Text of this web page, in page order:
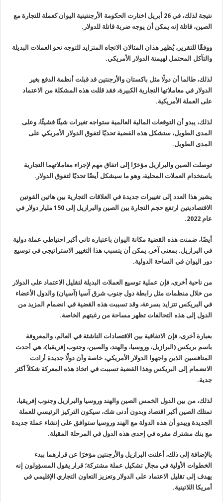
نتيجة لذلك، في 26 أبريل اختارت الحكومة الأرجنتينية اليوان كعملة للتجارة مع
الصين، قائلة إنه يمكن أن يوجه ضربة قاتلة للدولار.
ووفقًا للتقرير، يُظهر هذان المثالان الاتجاه المتزايد للتوجه نحو العملات البديلة
والتآكل المحتمل لهيمنة الدولار الأمريكي.
لذلك، طالما أن دولًا مثل باكستان والأرجنتين قد قبلت أنظمة الدفع بغير
الدولار في معاملاتها التجارية الكبيرة، فقد قللت هذه المشكلة من الاعتماد
على العملة الأمريكية.
لذلك، يبدو أن التوقعات المالية العالمية ستواجه تغيرات شيئًا فشيئًا، وعلى
المدى الطويل، ستشكل هذه القضية تحديًا لتفوق الدولار الأمريكي على
المدى الطويل.
توصلت الصين والبرازيل مؤخرًا إلى اتفاق مهم لإجراء معاملاتهما التجارية
باستخدام العملات المحلية، وهو ما سيشكل أيضًا تحديًا لتفوق الدولار.
يشير هذا العدد إلى تغييرات جديدة في العلاقات التجارية بين هاتين القوتين
الاقتصاديتين ارتفع حجم التجارة بين الصين والبرازيل إلى 150 مليار دولار في
عام 2022.
أيضًا، ضمنت هذه القضية مكانة اليوان باعتباره ثاني أكبر احتياطي عملة دولية
في البرازيل. بمعنى آخر، يمكن أن يتسبب هذا التغيير الاستراتيجي في توسيع
دور اليوان في الساحة الدولية.
من ناحية أخرى، فإن عملية توسيع العملات البديلة لتقليل الاعتماد على الدولار
من خلال منظمات مثل رابطة دول جنوب شرق آسيا (آسيان) والدول الأعضاء
في البريكس تتزايد بسرعة، وقد تسببت هذه القضية في انضمام المزيد من
الدول إلى هذه التحالفات تظهر مساحة من رغبتهم الخاصة.
بعبارة أخرى، فإن الاتفاقية بين الاقتصادات الناشئة في العالم، والمعروفة
باسم بريكس (البرازيل، وروسيا، والهند، والصين، وجنوب إفريقيا)، هي أحدث
المنافسين الذين واجهوا الدولار الأمريكي، خاصة وأن دولًا جديدة أرادت
الانضمام إلى البريكس وهذا القضية تسببت في اتخاذ هذه المعركة شكلاً أكثر
جدية.
لذلك، من بين الدول الخمس الصين والهند وروسيا والبرازيل وجنوب إفريقيا،
تمتلك الصين أكبر اقتصاد وبدون أدنى شك، سيكون التركيز الرئيسي للعملة
الجديدة ويبدو أن هذه الدولة مع الهند وروسيا ستوافق على إنشاء عملة جديدة
مع بنك مشترك مقره في إحدى هذه الدول في المرحلة المقبلة.
بالإضافة إلى ذلك، أعلنت البرازيل والأرجنتين مؤخرًا عن قرارهما ببدء
الخطوات الأولية في مجال تشكيل عملة مشتركة؛ قرار يقول المسؤولون إنه
يهدف إلى تقليل الاعتماد على الدولار وتعزيز التعاون التجاري الإقليمي في
أمريكا اللاتينية.